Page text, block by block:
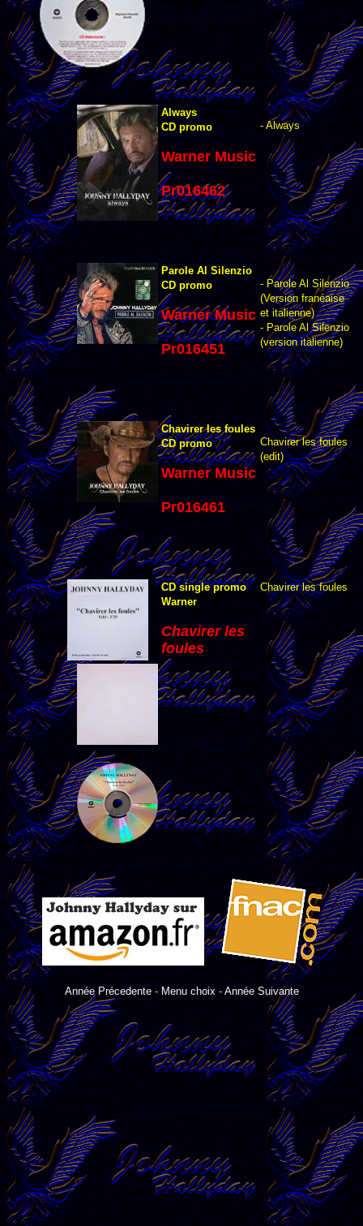
Always
CD promo
Warner Music
Pr016462
- Always
Parole Al Silenzio
CD promo
Warner Music
Pr016451
- Parole Al Silenzio
(Version franéaise
et italienne)
- Parole Al Silenzio
(version italienne)
Chavirer les foules
CD promo
Warner Music
Pr016461
Chavirer les foules
(edit)
CD single promo
Warner
Chavirer les
foules
Chavirer les foules
Année Précedente-Menu choix-Année Suivante